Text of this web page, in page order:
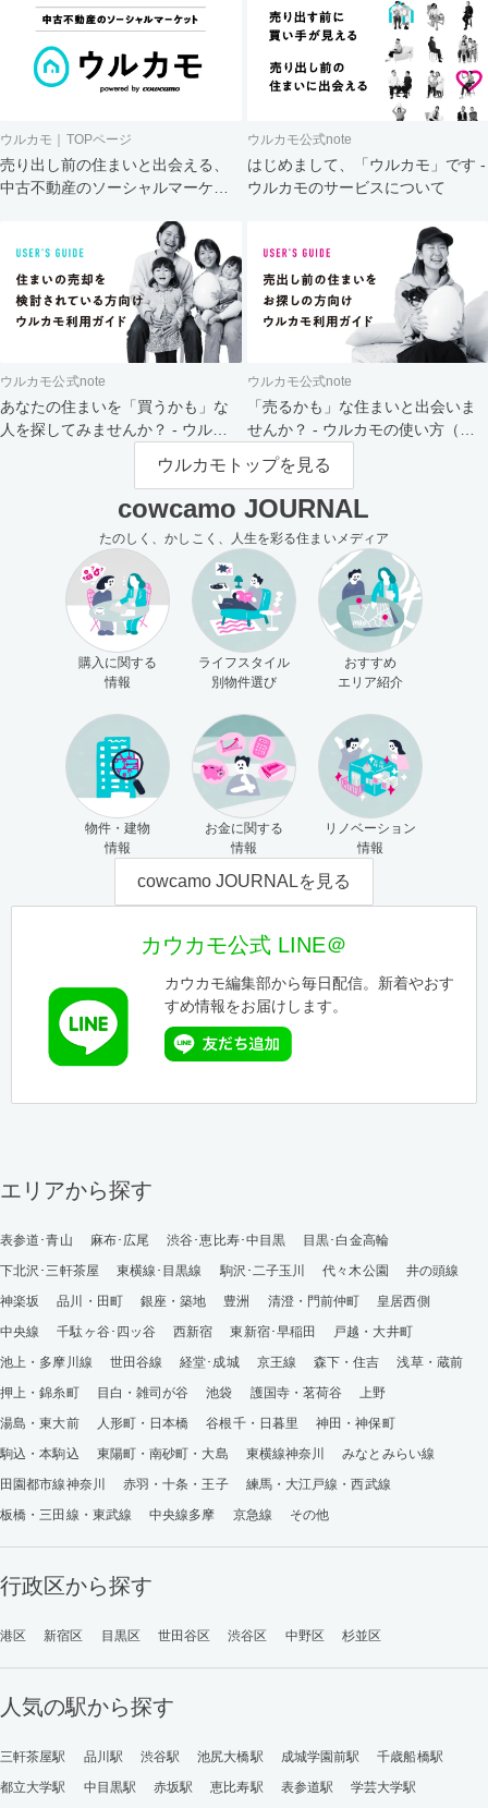
ウルカモ｜TOPページ
売り出し前の住まいと出会える、
中古不動産のソーシャルマーケッ
ウルカモ公式note
はじめまして、「ウルカモ」です -
ウルカモのサービスについて
ウルカモ公式note
あなたの住まいを「買うかも」な
人を探してみませんか？ - ウルカ
ウルカモ公式note
「売るかも」な住まいと出会いま
せんか？ - ウルカモの使い方（買
主さま向け）
ウルカモトップを見る
cowcamo JOURNAL
たのしく、かしこく、人生を彩る住まいメディア
購入に関する
情報
ライフスタイル
別物件選び
おすすめ
エリア紹介
物件・建物
情報
お金に関する
情報
リノベーション
情報
cowcamo JOURNALを見る
カウカモ公式 LINE＠
カウカモ編集部から毎日配信。新着やおす
すめ情報をお届けします。
エリアから探す
表参道･青山 麻布･広尾 渋谷･恵比寿･中目黒
目黒･白金高輪
下北沢･三軒茶屋
東横線･目黒線 駒沢･二子玉川 代々木公園
井の頭線
神楽坂
品川・田町 銀座・築地 豊洲 清澄・門前仲町
皇居西側
中央線
千駄ヶ谷･四ッ谷 西新宿 東新宿･早稲田
戸越・大井町
池上・多摩川線
世田谷線 経堂･成城 京王線 森下・住吉
浅草・蔵前
押上・錦糸町
目白・雑司が谷 池袋 護国寺・茗荷谷
上野
湯島・東大前
人形町・日本橋 谷根千・日暮里
神田・神保町
駒込・本駒込
東陽町・南砂町・大島 東横線神奈川
みなとみらい線
田園都市線神奈川
赤羽・十条・王子
練馬・大江戸線・西武線
板橋・三田線・東武線
中央線多摩 京急線 その他
行政区から探す
港区 新宿区 目黒区 世田谷区 渋谷区 中野区 杉並区
人気の駅から探す
三軒茶屋駅 品川駅 渋谷駅 池尻大橋駅 成城学園前駅
千歳船橋駅
都立大学駅
中目黒駅 赤坂駅 恵比寿駅 表参道駅
学芸大学駅